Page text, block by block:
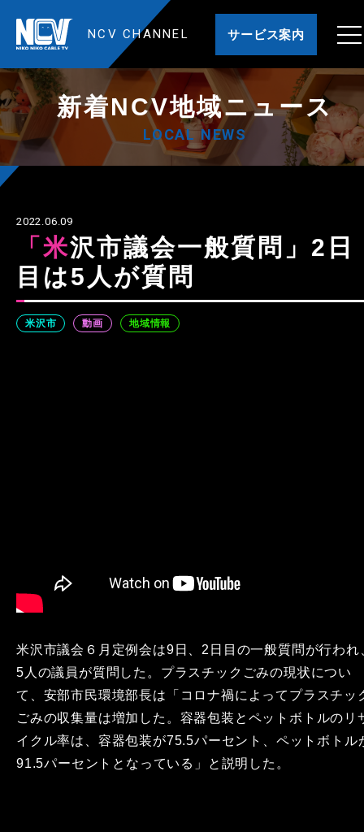
NCV CHANNEL サービス案内
新着NCV地域ニュース
LOCAL NEWS
2022.06.09
「米沢市議会一般質問」2日
目は5人が質問
米沢市 動画 地域情報
米沢市議会６月定例会は9日、2日目の一般質問が行われ
5人の議員が質問した。プラスチックごみの現状につい
て、安部市民環境部長は「コロナ禍によってプラスチッ
ごみの収集量は増加した。容器包装とペットボトルのリ
イクル率は、容器包装が75.5パーセント、ペットボトル
91.5パーセントとなっている」と説明した。